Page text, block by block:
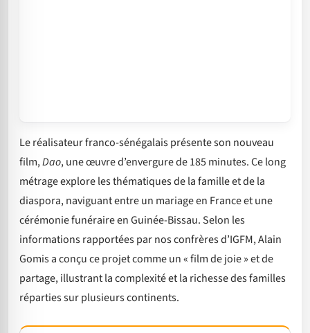
Le réalisateur franco-sénégalais présente son nouveau
film,Dao, une œuvre d’envergure de 185 minutes. Ce long
métrage explore les thématiques de la famille et de la
diaspora, naviguant entre un mariage en France et une
cérémonie funéraire en Guinée-Bissau. Selon les
informations rapportées par nos confrères d’IGFM, Alain
Gomis a conçu ce projet comme un « film de joie » et de
partage, illustrant la complexité et la richesse des familles
réparties sur plusieurs continents.